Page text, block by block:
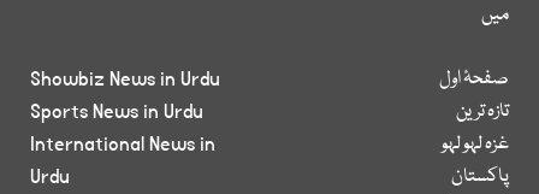
میں
صفحۂ اول
تازہ ترین
غزہ لہو لہو
پاکستان
Showbiz News in Urdu
Sports News in Urdu
International News in
Urdu